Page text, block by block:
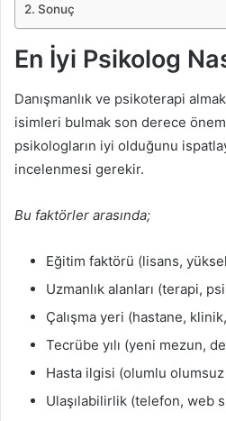
Sonuç
En İyi Psikolog
Danışmanlık ve psikoterapi
isimleri bulmak son derece
psikologların iyi olduğunu
incelenmesi gerekir.
Bu faktörler arasında;
Eğitim faktörü (lisans,
Uzmanlık alanları (terapi,
Çalışma yeri (hastane,
Tecrübe yılı (yeni mezun,
Hasta ilgisi (olumlu
Ulaşılabilirlik (telefon, web